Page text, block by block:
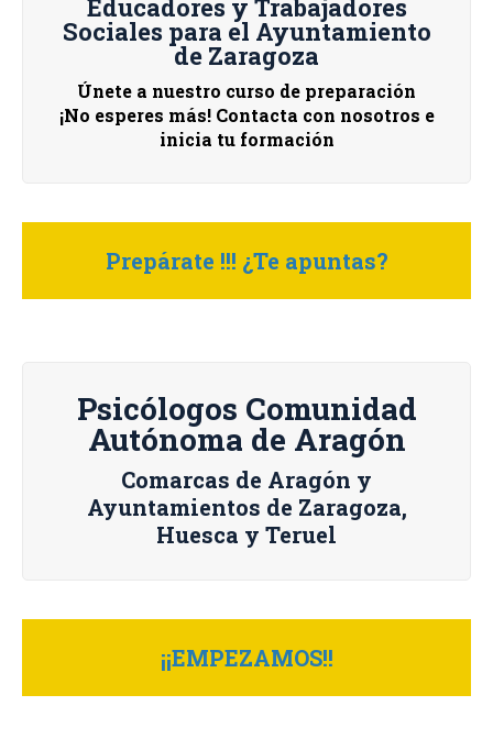
Educadores y Trabajadores
Sociales para el Ayuntamiento
de Zaragoza
Únete a nuestro curso de preparación
¡No esperes más! Contacta con nosotros e
inicia tu formación
Prepárate !!! ¿Te apuntas?
Psicólogos Comunidad
Autónoma de Aragón
Comarcas de Aragón y
Ayuntamientos de Zaragoza,
Huesca y Teruel
¡¡EMPEZAMOS!!